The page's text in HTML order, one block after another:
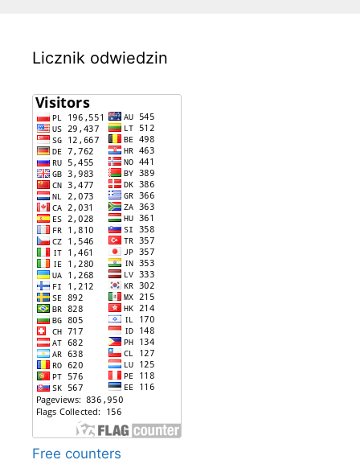
Licznik odwiedzin
Free counters